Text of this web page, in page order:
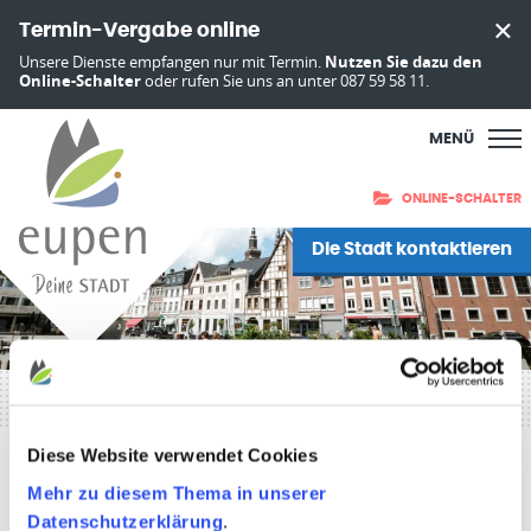
Diese Website verwendet Cookies
Mehr zu diesem Thema in unserer
Datenschutzerklärung.
Termin-Vergabe online
Unsere Dienste empfangen nur mit Termin. Nutzen Sie dazu den
Online-Schalteroder rufen Sie uns an unter 087 59 58 11.
MENÜ
ONLINE-SCHALTER
Die Stadt kontaktieren
19. Juli 2022
Zum Newsarchiv